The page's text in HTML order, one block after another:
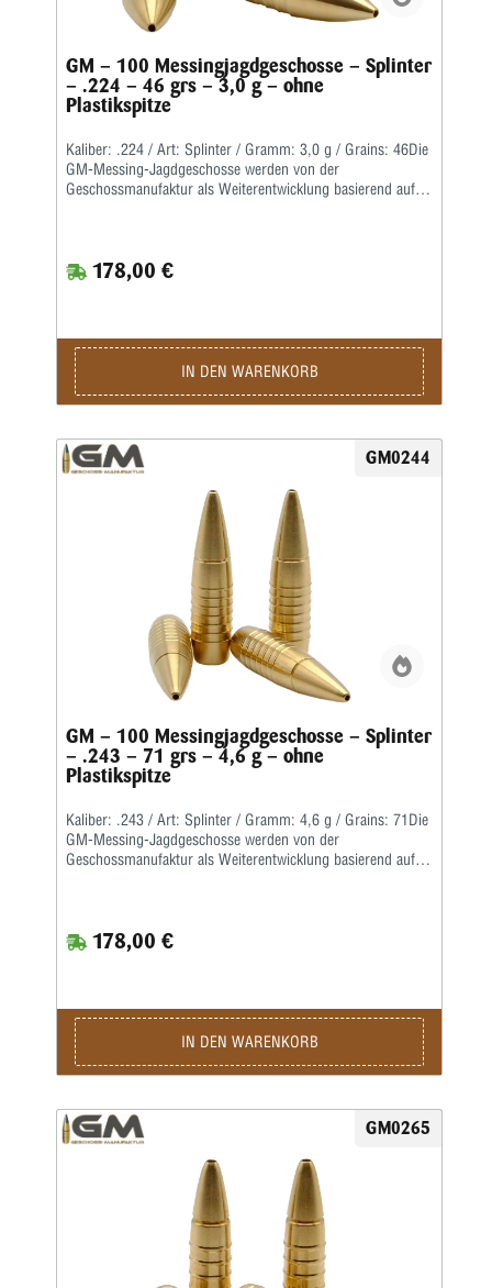
GM – 100 Messingjagdgeschosse – Splinter
– .224 – 46 grs – 3,0 g – ohne
Plastikspitze
Kaliber: .224 / Art: Splinter / Gramm: 3,0 g / Grains: 46Die
GM-Messing-Jagdgeschosse werden von der
Geschossmanufaktur als Weiterentwicklung basierend auf
im Lauf bleibt dabei durch die spezielle Messinglegierung
gering.Die Teilzerlegungs-Geschosse fragmentieren im
Wiederlader liefern wir die Geschosse als Splinter Crown in
klassischer Form mit offener Hohlspitze sowie als Splinter
Tip mit zusätzlicher Polymerspitze.Die Kino-Geschosse
werden in preiswerter massiver Ausführung geliefert und
Jagdgeschosse.
178,00 €
IN DEN WARENKORB
GM0244
GM – 100 Messingjagdgeschosse – Splinter
– .243 – 71 grs – 4,6 g – ohne
Plastikspitze
Kaliber: .243 / Art: Splinter / Gramm: 4,6 g / Grains: 71Die
GM-Messing-Jagdgeschosse werden von der
Geschossmanufaktur als Weiterentwicklung basierend auf
im Lauf bleibt dabei durch die spezielle Messinglegierung
gering.Die Teilzerlegungs-Geschosse fragmentieren im
Wiederlader liefern wir die Geschosse als Splinter Crown in
klassischer Form mit offener Hohlspitze sowie als Splinter
Tip mit zusätzlicher Polymerspitze.Die Kino-Geschosse
werden in preiswerter massiver Ausführung geliefert und
Jagdgeschosse.
178,00 €
IN DEN WARENKORB
GM0265